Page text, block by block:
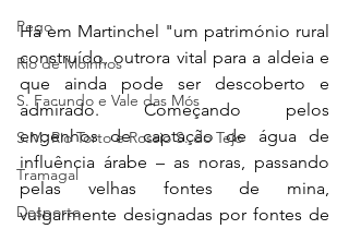
Pego
Rio de Moinhos
S. Facundo e Vale das Mós
S.M. Rio Torto e Rossio S. do Tejo
Tramagal
Desporto
Há em Martinchel "um património rural
construído, outrora vital para a aldeia e
que ainda pode ser descoberto e
admirado. Começando pelos
engenhos de captação de água de
influência árabe – as noras, passando
pelas velhas fontes de mina,
vulgarmente designadas por fontes de